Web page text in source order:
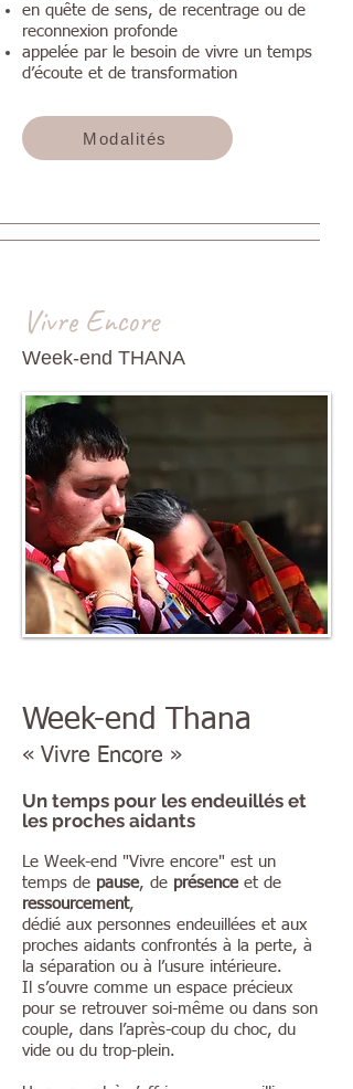
en quête de sens, de recentrage ou de
reconnexion profonde
appelée par le besoin de vivre un temps
d’écoute et de transformation​​​
Modalités
Vivre Encore
Week-end THANA
Week-end Thana
« Vivre Encore »
Un temps pour les endeuillés et
les proches aidants
Le Week-end "Vivre encore" est un
temps de pause, de présence et de
ressourcement,
dédié aux personnes endeuillées et aux
proches aidants confrontés à la perte, à
la séparation ou à l’usure intérieure.
Il s’ouvre comme un espace précieux
pour se retrouver soi-même ou dans son
couple, dans l’après-coup du choc, du
vide ou du trop-plein.